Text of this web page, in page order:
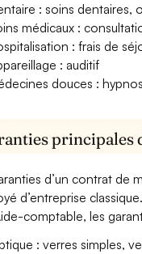
: soins dentaires,
médicaux :
: frais de
: auditif
douces :
principales
d’un contrat de
d’entreprise
comptable, les
: verres simples,